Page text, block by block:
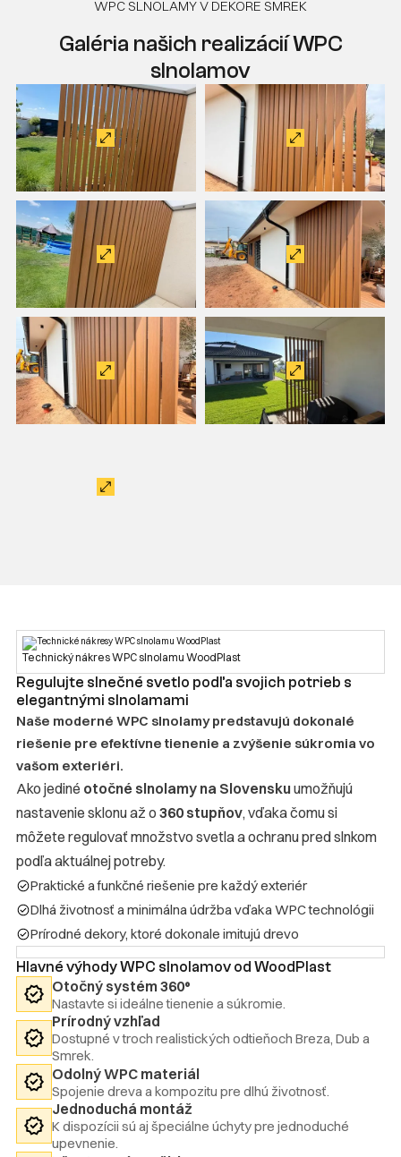
WPC SLNOLAMY V DEKORE SMREK
Galéria našich realizácií WPC
slnolamov
Technický nákres WPC slnolamu WoodPlast
Regulujte slnečné svetlo podľa svojich potrieb s
elegantnými slnolamami
Naše moderné WPC slnolamy predstavujú dokonalé
riešenie pre efektívne tienenie a zvýšenie súkromia vo
vašom exteriéri.
Ako jediné otočné slnolamy na Slovensku umožňujú
nastavenie sklonu až o 360 stupňov, vďaka čomu si
môžete regulovať množstvo svetla a ochranu pred slnkom
podľa aktuálnej potreby.
Praktické a funkčné riešenie pre každý exteriér
Dlhá životnosť a minimálna údržba vďaka WPC technológii
Prírodné dekory, ktoré dokonale imitujú drevo
Hlavné výhody WPC slnolamov od WoodPlast
Otočný systém 360°
Nastavte si ideálne tienenie a súkromie.
Prírodný vzhľad
Dostupné v troch realistických odtieňoch Breza, Dub a
Smrek.
Odolný WPC materiál
Spojenie dreva a kompozitu pre dlhú životnosť.
Jednoduchá montáž
K dispozícii sú aj špeciálne úchyty pre jednoduché
upevnenie.